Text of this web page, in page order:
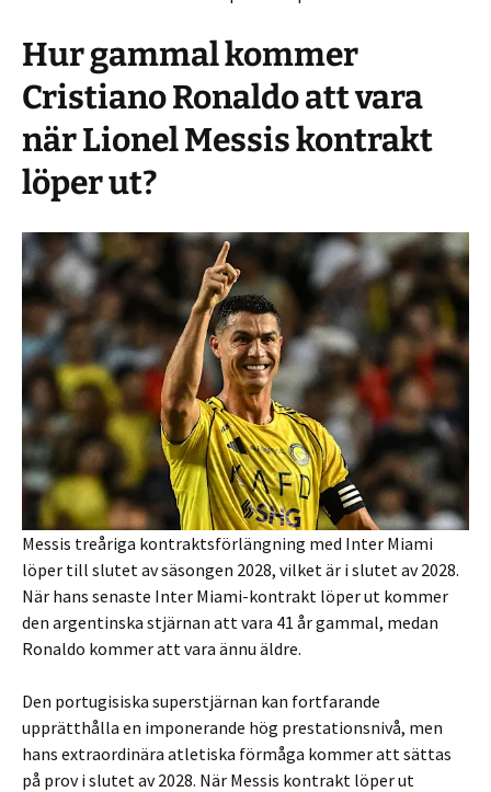
Hur gammal kommer
Cristiano Ronaldo att vara
när Lionel Messis kontrakt
löper ut?
Messis treåriga kontraktsförlängning med Inter Miami
löper till slutet av säsongen 2028, vilket är i slutet av 2028.
När hans senaste Inter Miami-kontrakt löper ut kommer
den argentinska stjärnan att vara 41 år gammal, medan
Ronaldo kommer att vara ännu äldre.
Den portugisiska superstjärnan kan fortfarande
upprätthålla en imponerande hög prestationsnivå, men
hans extraordinära atletiska förmåga kommer att sättas
på prov i slutet av 2028. När Messis kontrakt löper ut